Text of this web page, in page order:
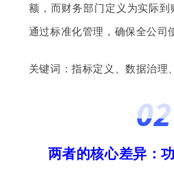
额，而财务部门定义为实际到
通过标准化管理，确保全公司
关键词：指标定义、数据治理
02
两者的核心差异：